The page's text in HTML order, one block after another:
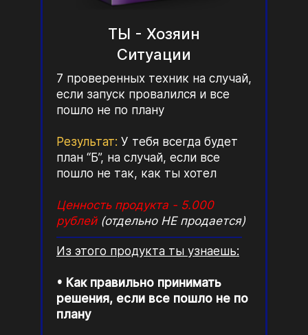
ТЫ - Хозяин
Ситуации
7 проверенных техник на случай,
если запуск провалился и все
пошло не по плану
Результат: У тебя всегда будет
план “Б”, на случай, если все
пошло не так, как ты хотел
Ценность продукта - 5.000
рублей (отдельно НЕ продается)
Из этого продукта ты узнаешь:
Как правильно принимать
решения, если все пошло не по
плану